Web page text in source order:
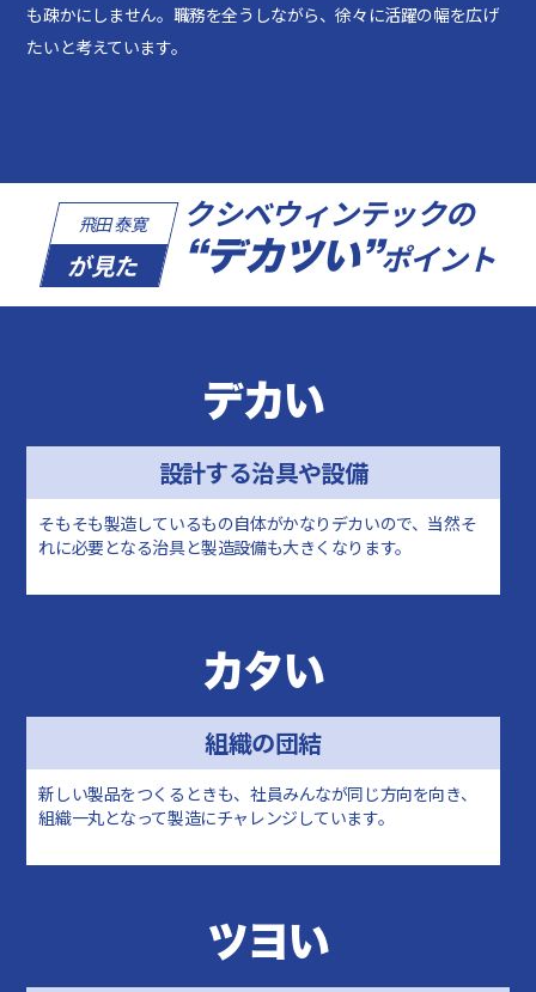
も疎かにしません。職務を全うしながら、徐々に活躍の幅を広げ
たいと考えています。
飛田 泰寛
が見た
クシベウィンテックの
“デカツい”ポイント
デカい
設計する治具や設備
そもそも製造しているもの自体がかなりデカいので、当然そ
れに必要となる治具と製造設備も大きくなります。
カタい
組織の団結
新しい製品をつくるときも、社員みんなが同じ方向を向き、
組織一丸となって製造にチャレンジしています。
ツヨい